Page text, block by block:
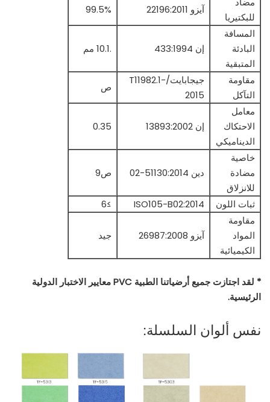
للبكتيريا
آيزو 22196:2011
99.5%
المسافة
البادئة
المتبقية
إن 433:1994 .10.1 مم
مقاومة
التآكل
جيجابايت/T11982.1-
2015
ص
معامل
الاحتكاك
الديناميكي
إن 13893:2002 0.35
خاصية
مضادة
للانزلاق
دين 51130:2014-02 ص9
ثبات اللون ISO105-B02:2014
≥6
مقاومة
المواد
الكيميائية
آيزو 26987:2008 جيد
* لقد اجتازت جميع أرضياتنا الطبية PVC معايير الاختبار الدولية
الرئيسية.
نفس ألوان السلسلة: